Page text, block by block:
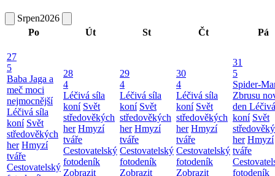
Srpen2026
Po
Út St Čt Pá
27
5
Baba Jaga a
meč moci
nejmocnější
Léčivá síla
koní Svět
středověkých
her Hmyzí
tváře
Cestovatelský
28
4
Léčivá síla
koní Svět
středověkých
her Hmyzí
tváře
Cestovatelský
fotodeník
Zobrazit
29
4
Léčivá síla
koní Svět
středověkých
her Hmyzí
tváře
Cestovatelský
fotodeník
Zobrazit
30
4
Léčivá síla
koní Svět
středověkých
her Hmyzí
tváře
Cestovatelský
fotodeník
Zobrazit
31
5
Spider-
Zbrusu
den
koní Svět
her Hmyzí
tváře
fotodeník